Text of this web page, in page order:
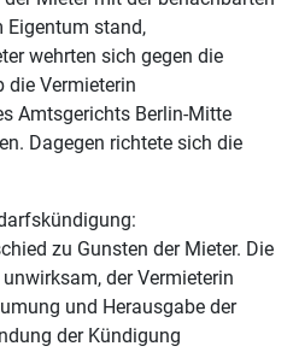
Eigentum stand,
wehrten sich gegen die
die Vermieterin
Amtsgerichts Berlin-Mitte
Dagegen richtete sich die
zu Gunsten der Mieter. Die
der Vermieterin
und Herausgabe der
der Kündigung